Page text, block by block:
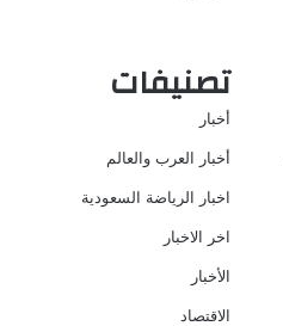
تصنيفات
أخبار
أخبار العرب والعالم
اخبار الرياضة السعودية
اخر الاخبار
الأخبار
الاقتصاد